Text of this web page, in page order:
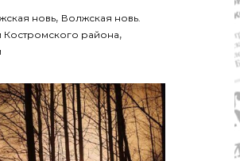
новь, Волжская новь.
Костромского района,